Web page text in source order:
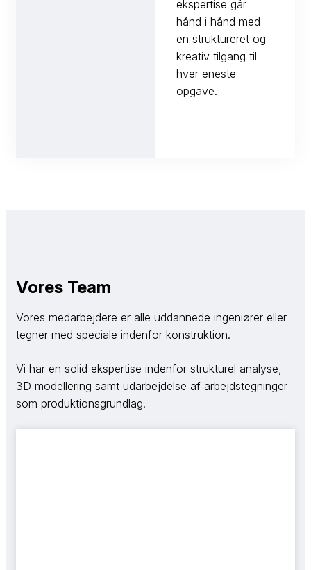
ekspertise går
hånd i hånd med
en struktureret og
kreativ tilgang til
hver eneste
opgave.
Vores Team
Vores medarbejdere er alle uddannede ingeniører eller
tegner med speciale indenfor konstruktion.
Vi har en solid ekspertise indenfor strukturel analyse,
3D modellering samt udarbejdelse af arbejdstegninger
som produktionsgrundlag.